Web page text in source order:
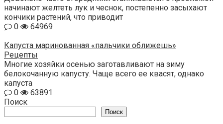
начинают желтеть лук и чеснок, постепенно засыхают
кончики растений, что приводит
0
64969
Капуста маринованная «пальчики оближешь»
Рецепты
Многие хозяйки осенью заготавливают на зиму
белокочанную капусту. Чаще всего ее квасят, однако
капуста
0
63891
Поиск
Поиск